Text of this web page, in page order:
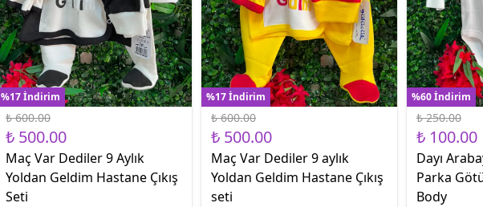
%17 İndirim
₺ 600.00
₺ 500.00
Maç Var Dediler 9 Aylık
Yoldan Geldim Hastane Çıkış
Seti
%17 İndirim
₺ 600.00
₺ 500.00
Maç Var Dediler 9 aylık
Yoldan Geldim Hastane Çıkış
seti
%60 İndirim
₺ 250.00
₺ 100.00
Dayı
Parka
Body